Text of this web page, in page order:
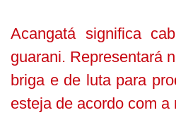
Acangatá significa
guarani. Representará
briga e de luta para
esteja de acordo com a